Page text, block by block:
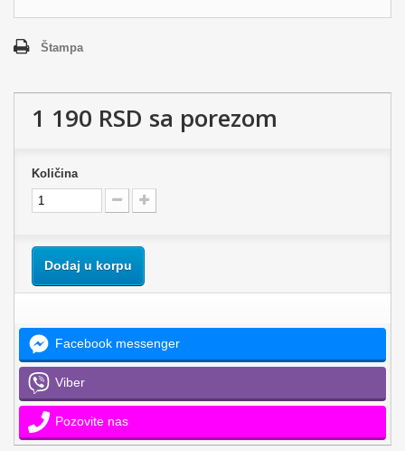
Štampa
1 190 RSD sa porezom
Količina
Dodaj u korpu
Facebook messenger
Viber
Pozovite nas